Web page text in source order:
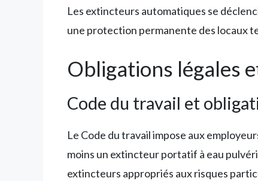
Les extincteurs automatiques se
une protection permanente des locaux
Obligations légales
Code du travail et
Le Code du travail impose aux
moins un extincteur portatif à eau
extincteurs appropriés aux risques